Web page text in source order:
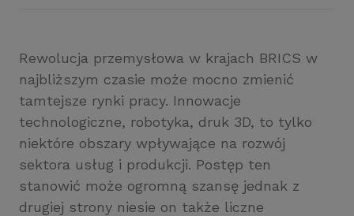
Rewolucja przemysłowa w krajach BRICS w
najbliższym czasie może mocno zmienić
tamtejsze rynki pracy. Innowacje
technologiczne, robotyka, druk 3D, to tylko
niektóre obszary wpływające na rozwój
sektora usług i produkcji. Postęp ten
stanowić może ogromną szansę jednak z
drugiej strony niesie on także liczne